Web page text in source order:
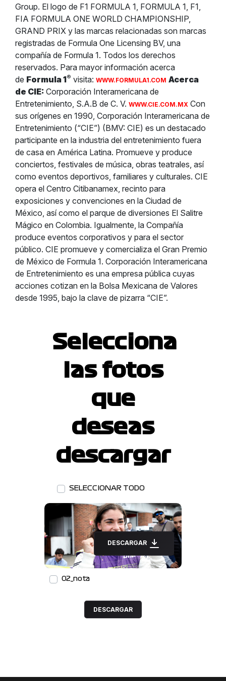
Group. El logo de F1 FORMULA 1, FORMULA 1, F1,
FIA FORMULA ONE WORLD CHAMPIONSHIP,
GRAND PRIX y las marcas relacionadas son marcas
registradas de Formula One Licensing BV, una
compañía de Formula 1. Todos los derechos
reservados. Para mayor información acerca
de Formula 1® visita: WWW.FORMULA1.COM Acerca
de CIE: Corporación Interamericana de
Entretenimiento, S.A.B de C. V. WWW.CIE.COM.MX Con
sus orígenes en 1990, Corporación Interamericana de
Entretenimiento (“CIE”) (BMV: CIE) es un destacado
participante en la industria del entretenimiento fuera
de casa en América Latina. Promueve y produce
conciertos, festivales de música, obras teatrales, así
como eventos deportivos, familiares y culturales. CIE
opera el Centro Citibanamex, recinto para
exposiciones y convenciones en la Ciudad de
México, así como el parque de diversiones El Salitre
Mágico en Colombia. Igualmente, la Compañía
produce eventos corporativos y para el sector
público. CIE promueve y comercializa el Gran Premio
de México de Formula 1. Corporación Interamericana
de Entretenimiento es una empresa pública cuyas
acciones cotizan en la Bolsa Mexicana de Valores
desde 1995, bajo la clave de pizarra “CIE”.
Selecciona
las fotos
que
deseas
descargar
SELECCIONAR TODO
DESCARGAR
02_nota
DESCARGAR